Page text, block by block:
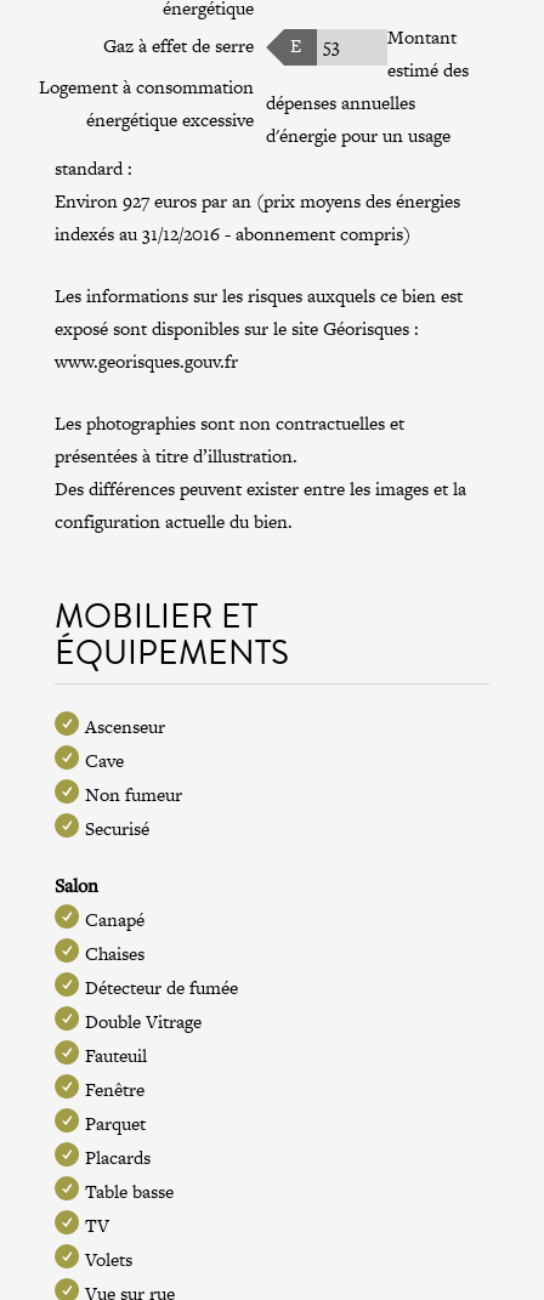
énergétique
Gaz à effet de serre E
53
Logement à consommation
énergétique excessive
Montant
estimé des
dépenses annuelles
d'énergie pour un usage
standard :
Environ 927 euros par an (prix moyens des énergies
indexés au 31/12/2016 - abonnement compris)
Les informations sur les risques auxquels ce bien est
exposé sont disponibles sur le site Géorisques :
www.georisques.gouv.fr
Les photographies sont non contractuelles et
présentées à titre d’illustration.
Des différences peuvent exister entre les images et la
configuration actuelle du bien.
MOBILIER ET
ÉQUIPEMENTS
Ascenseur
Cave
Non fumeur
Securisé
Salon
Canapé
Chaises
Détecteur de fumée
Double Vitrage
Fauteuil
Fenêtre
Parquet
Placards
Table basse
TV
Volets
Vue sur rue